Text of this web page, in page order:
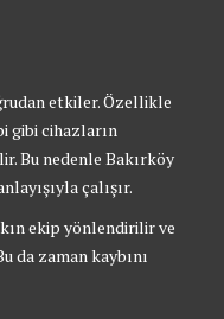
etkiler. Özellikle
gibi cihazların
Bu nedenle Bakırköy
çalışır.
ekip yönlendirilir ve
da zaman kaybını